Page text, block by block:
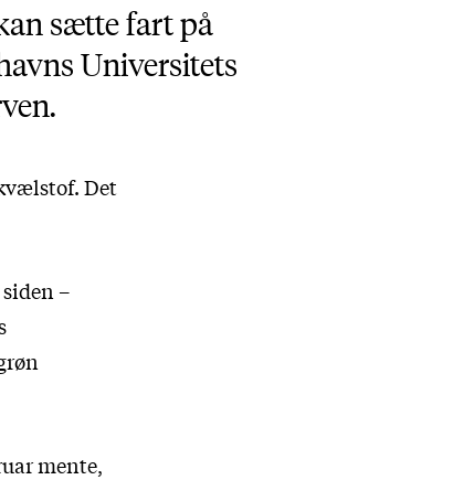
sætte fart på
Universitets
Det
–
mente,